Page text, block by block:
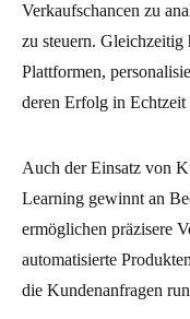
Verkaufschancen zu
zu steuern.
Plattformen,
deren Erfolg in Echtzeit
Auch der Einsatz von
Learning gewinnt an
ermöglichen präzisere
automatisierte
die Kundenanfragen